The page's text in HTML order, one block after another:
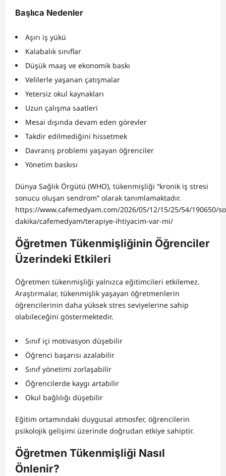
Başlıca Nedenler
Aşırı iş yükü
Kalabalık sınıflar
Düşük maaş ve ekonomik baskı
Velilerle yaşanan çatışmalar
Yetersiz okul kaynakları
Uzun çalışma saatleri
Mesai dışında devam eden görevler
Takdir edilmediğini hissetmek
Davranış problemi yaşayan öğrenciler
Yönetim baskısı
Dünya Sağlık Örgütü (WHO), tükenmişliği “kronik iş stresi
sonucu oluşan sendrom” olarak tanımlamaktadır.
https://www.cafemedyam.com/2026/05/12/15/25/54/190650/
dakika/cafemedyam/terapiye-ihtiyacim-var-mi/
Öğretmen Tükenmişliğinin Öğrenciler
Üzerindeki Etkileri
Öğretmen tükenmişliği yalnızca eğitimcileri etkilemez.
Araştırmalar, tükenmişlik yaşayan öğretmenlerin
öğrencilerinin daha yüksek stres seviyelerine sahip
olabileceğini göstermektedir.
Sınıf içi motivasyon düşebilir
Öğrenci başarısı azalabilir
Sınıf yönetimi zorlaşabilir
Öğrencilerde kaygı artabilir
Okul bağlılığı düşebilir
Eğitim ortamındaki duygusal atmosfer, öğrencilerin
psikolojik gelişimi üzerinde doğrudan etkiye sahiptir.
Öğretmen Tükenmişliği Nasıl
Önlenir?